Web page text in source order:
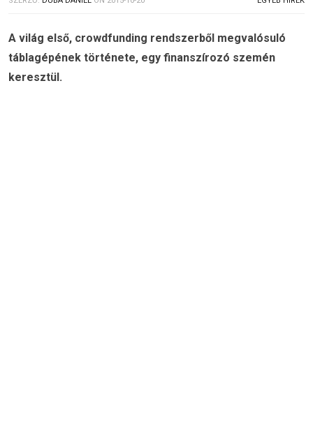
A világ első, crowdfunding rendszerből megvalósuló
táblagépének története, egy finanszírozó szemén
keresztül.